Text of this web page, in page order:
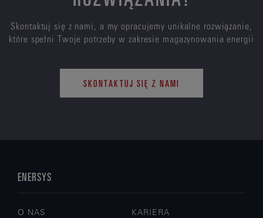
Skontaktuj się z nami, a my opracujemy unikalne rozwiązanie,
które spełni Twoje potrzeby w zakresie magazynowania energii
SKONTAKTUJ SIĘ Z NAMI
ENERSYS
O NAS KARIERA